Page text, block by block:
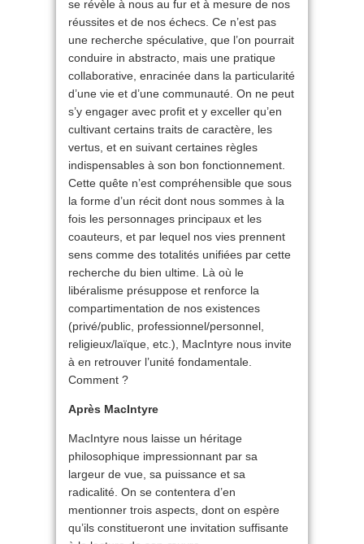
se révèle à nous au fur et à mesure de nos
réussites et de nos échecs. Ce n’est pas
une recherche spéculative, que l’on pourrait
conduire in abstracto, mais une pratique
collaborative, enracinée dans la particularité
d’une vie et d’une communauté. On ne peut
s’y engager avec profit et y exceller qu’en
cultivant certains traits de caractère, les
vertus, et en suivant certaines règles
indispensables à son bon fonctionnement.
Cette quête n’est compréhensible que sous
la forme d’un récit dont nous sommes à la
fois les personnages principaux et les
coauteurs, et par lequel nos vies prennent
sens comme des totalités unifiées par cette
recherche du bien ultime. Là où le
libéralisme présuppose et renforce la
compartimentation de nos existences
(privé/public, professionnel/personnel,
religieux/laïque, etc.), MacIntyre nous invite
à en retrouver l’unité fondamentale.
Comment ?
Après MacIntyre
MacIntyre nous laisse un héritage
philosophique impressionnant par sa
largeur de vue, sa puissance et sa
radicalité. On se contentera d’en
mentionner trois aspects, dont on espère
qu’ils constitueront une invitation suffisante